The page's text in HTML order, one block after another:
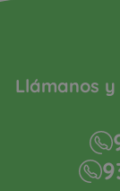
Llámanos